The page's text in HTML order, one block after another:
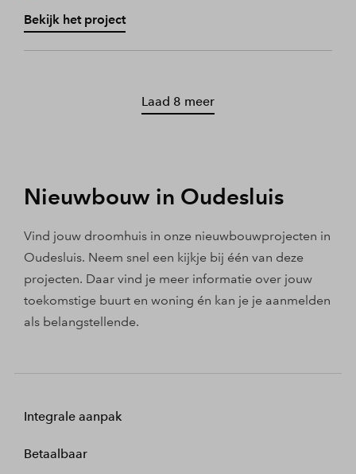
Bekijk het project
Laad 8 meer
Nieuwbouw in Oudesluis
Vind jouw droomhuis in onze nieuwbouwprojecten in
Oudesluis. Neem snel een kijkje bij één van deze
projecten. Daar vind je meer informatie over jouw
toekomstige buurt en woning én kan je je aanmelden
als belangstellende.
Integrale aanpak
Betaalbaar